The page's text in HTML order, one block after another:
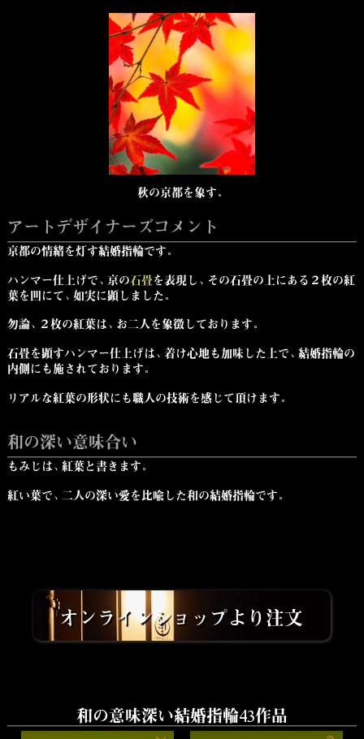
秋の京都を象す。
アートデザイナーズコメント
京都の情緒を灯す結婚指輪です。
ハンマー仕上げで、京の石畳を表現し、その石畳の上にある２枚の紅
葉を凹にて、如実に顕しました。
勿論、２枚の紅葉は、お二人を象徴しております。
石畳を顕すハンマー仕上げは、着け心地も加味した上で、結婚指輪の
内側にも施されております。
リアルな紅葉の形状にも職人の技術を感じて頂けます。
和の深い意味合い
もみじは、紅葉と書きます。
紅い葉で、二人の深い愛を比喩した和の結婚指輪です。
オンラインショップより注文
和の意味深い結婚指輪43作品